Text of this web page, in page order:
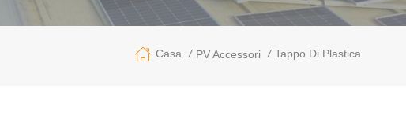
Casa / PV Accessori / Tappo Di Plastica